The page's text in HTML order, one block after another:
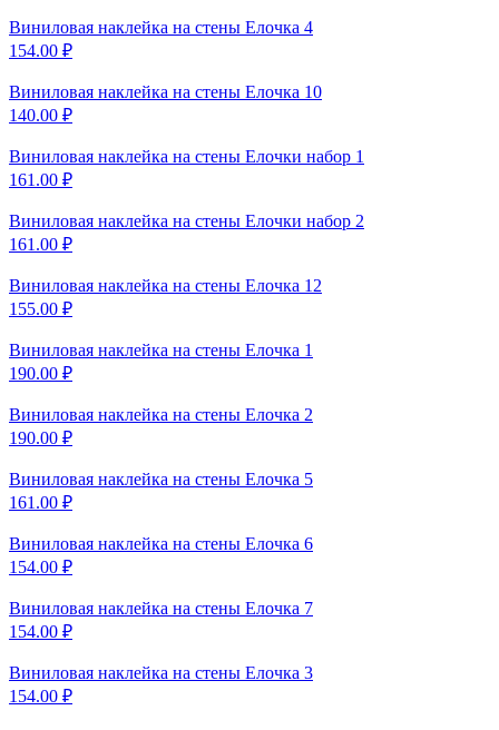
Виниловая наклейка на стены Елочка 4
154.00 ₽
Виниловая наклейка на стены Елочка 10
140.00 ₽
Виниловая наклейка на стены Елочки набор 1
161.00 ₽
Виниловая наклейка на стены Елочки набор 2
161.00 ₽
Виниловая наклейка на стены Елочка 12
155.00 ₽
Виниловая наклейка на стены Елочка 1
190.00 ₽
Виниловая наклейка на стены Елочка 2
190.00 ₽
Виниловая наклейка на стены Елочка 5
161.00 ₽
Виниловая наклейка на стены Елочка 6
154.00 ₽
Виниловая наклейка на стены Елочка 7
154.00 ₽
Виниловая наклейка на стены Елочка 3
154.00 ₽